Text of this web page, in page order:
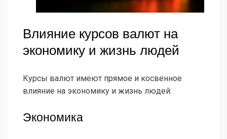
Влияние курсов валют на
экономику и жизнь людей
Курсы валют имеют прямое и косвенное
влияние на экономику и жизнь людей:
Экономика